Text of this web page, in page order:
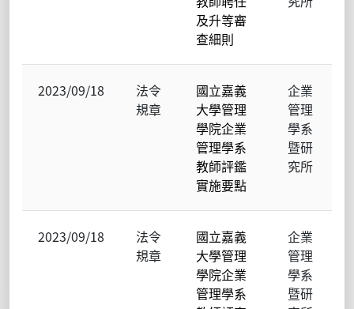
及升等審
查細則
2023/09/18
法令
規章
國立嘉義
大學管理
學院企業
管理學系
教師評鑑
實施要點
企業
管理
學系
暨研
究所
2023/09/18
法令
規章
國立嘉義
大學管理
學院企業
管理學系
企業
管理
學系
暨研